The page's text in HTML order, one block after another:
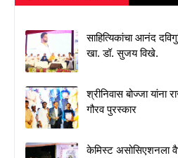
साहित्यिकांचा आनंद
खा. डॉ. सुजय विखे.
श्रीनिवास बोज्जा यांना
गौरव पुरस्कार
केमिस्ट असोसिएशनला